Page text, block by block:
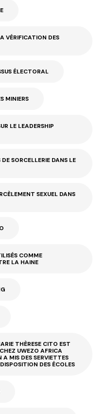
VÉRIFICATION DES
ÉLECTORAL
MINIERS
LE LEADERSHIP
SORCELLERIE DANS LE
SEXUEL DANS
COMME
LA HAINE
THÈRESE CITO EST
UWEZO AFRICA
MIS DES SERVIETTES
DES ÉCOLES